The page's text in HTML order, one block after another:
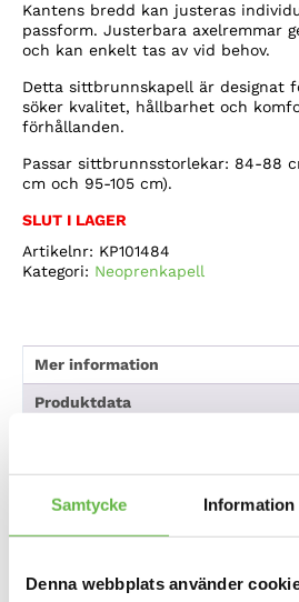
Samtycke Information
Denna webbplats använder
Kantens bredd kan justeras
passform. Justerbara axelremmar
och kan enkelt tas av vid behov.
Detta sittbrunnskapell är designat
söker kvalitet, hållbarhet och
förhållanden.
Passar sittbrunnsstorlekar: 84-88
cm och 95-105 cm).
SLUT I LAGER
Artikelnr: KP101484
Kategori: Neoprenkapell
Mer information
Produktdata
Vilken storlek passar
modell?
storlek
storlek